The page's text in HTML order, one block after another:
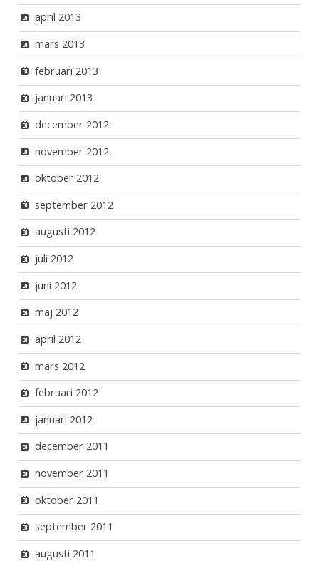
april 2013
mars 2013
februari 2013
januari 2013
december 2012
november 2012
oktober 2012
september 2012
augusti 2012
juli 2012
juni 2012
maj 2012
april 2012
mars 2012
februari 2012
januari 2012
december 2011
november 2011
oktober 2011
september 2011
augusti 2011